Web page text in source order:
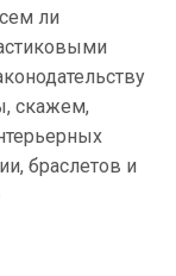
ли
скажем,
браслетов и